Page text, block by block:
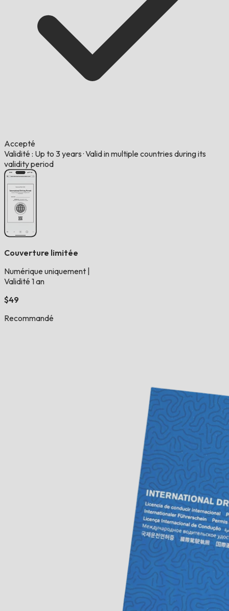
Accepté
Validité : Up to 3 years ·Valid in multiple countries during its
validity period
Couverture limitée
Numérique uniquement
Validité 1 an
$49
Recommandé